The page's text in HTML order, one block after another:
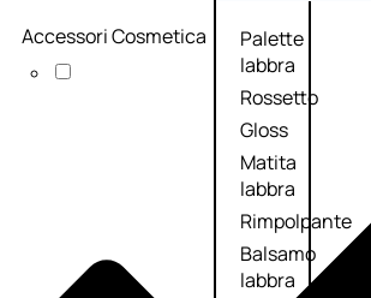
Palette
labbra
Rossetto
Gloss
Matita
labbra
Rimpolpante
Balsamo
labbra
Accessori Cosmetica